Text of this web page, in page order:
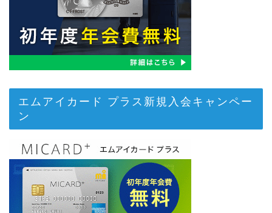
エムアイカード プラス新規入会キャンペー
ン